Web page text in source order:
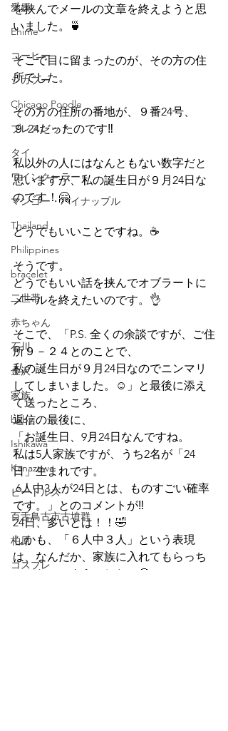
愛媛
Ehime
コーヒー
シカプー
Chicago Poodle
ブレスレット
タイ
ワインクーラー
マンゴー・パイナップル
Thailand
Philippines
bracelet
二世帯
赤ちゃん
石川
金沢
家族
baby
Ishikawa
Kanazawa
ビートルズ
百舌鳥古市古墳群
柏原
コスプレ
を挟んでメールの文章を終えようと思
いました。🍵
そこで目に留まったのが、その方の住
所でした。
その方の住所の番地が、９番24号、
９-24だったのです‼
私以外の人にはなんともない数字だと
思いますが、私の誕生日が９月24日な
のです！🤗
どうでもいいことですね。☕
そうです。
どうでもいい話を挟んでオブラートに
メールを終えたいのです。👌
そこで、「P.S. 全くの余談ですが、ご住
所９－２４とのことで、
私の誕生日が９月24日なのでニンマリ
してしまいました。☺」と最後に添え
て送ったところ、
返信の最後に、
「お誕生日、9月24日なんですね。
私は5人家族ですが、うち2名が「24
日」生まれです。
6人中3人が24日とは、ものすごい確率
です。」とのコメントが‼
24日、多いとは！！🤣
しかも、「６人中３人」という表現
は、なんだか、家族に入れてもらっち
ゃったかのようでした。🤗